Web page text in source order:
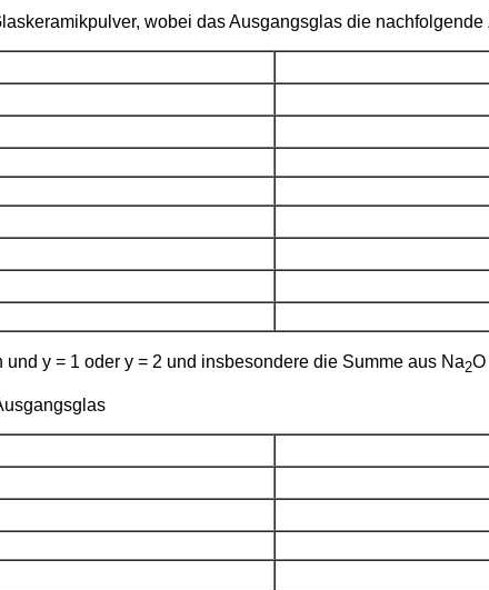
wobei das Ausgangsglas die
y = 1 oder y = 2 und insbesondere die Summe aus Na2O